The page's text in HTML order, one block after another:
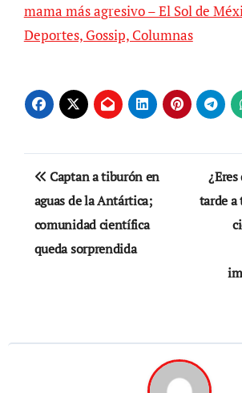
mama más agresivo – El Sol de
Deportes, Gossip, Columnas
Navegación
de
entradas
Captan a tiburón en
aguas de la Antártica;
comunidad científica
queda sorprendida
tarde a